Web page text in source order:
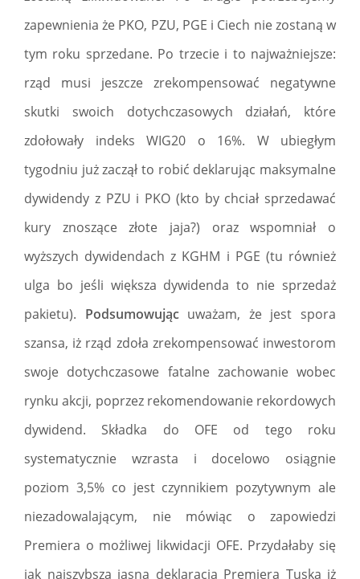
zapewnienia że PKO, PZU, PGE i Ciech nie zostaną w
tym roku sprzedane. Po trzecie i to najważniejsze:
rząd musi jeszcze zrekompensować negatywne
skutki swoich dotychczasowych działań, które
zdołowały indeks WIG20 o 16%. W ubiegłym
tygodniu już zaczął to robić deklarując maksymalne
dywidendy z PZU i PKO (kto by chciał sprzedawać
kury znoszące złote jaja?) oraz wspomniał o
wyższych dywidendach z KGHM i PGE (tu również
ulga bo jeśli większa dywidenda to nie sprzedaż
pakietu). Podsumowującuważam, że jest spora
szansa, iż rząd zdoła zrekompensować inwestorom
swoje dotychczasowe fatalne zachowanie wobec
rynku akcji, poprzez rekomendowanie rekordowych
dywidend. Składka do OFE od tego roku
systematycznie wzrasta i docelowo osiągnie
poziom 3,5% co jest czynnikiem pozytywnym ale
niezadowalającym, nie mówiąc o zapowiedzi
Premiera o możliwej likwidacji OFE. Przydałaby się
jak najszybsza jasna deklaracja Premiera Tuska iż